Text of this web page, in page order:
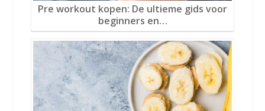
Pre workout kopen: De ultieme gids voor
beginners en…